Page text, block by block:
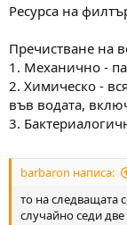
Ресурса на
Пречистване на
1. Механично -
2. Химическо -
във водата,
3.
barbaron написа:
то на следващата
случайно седи две